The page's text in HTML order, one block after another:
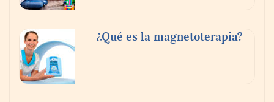
buscan proyectar talento mexicano y
fortalecer el turismo médico
¿Qué es la magnetoterapia?